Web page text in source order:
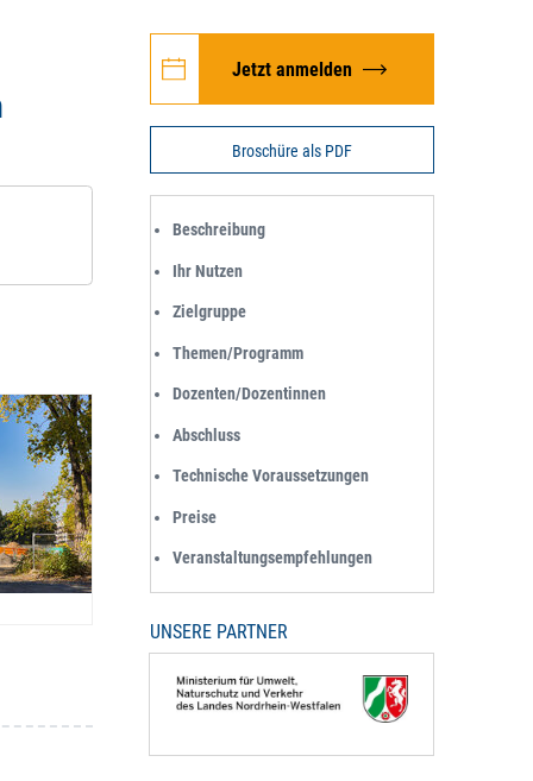
Jetzt anmelden
Broschüre als PDF
Beschreibung
Ihr Nutzen
Zielgruppe
Themen/Programm
Dozenten/Dozentinnen
Abschluss
Technische Voraussetzungen
Preise
Veranstaltungsempfehlungen
UNSERE PARTNER